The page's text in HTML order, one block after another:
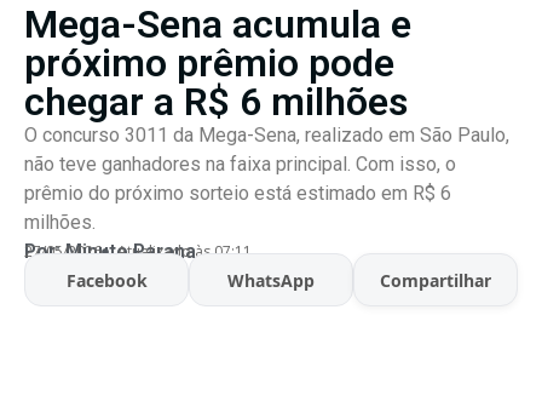
Mega-Sena acumula e
próximo prêmio pode
chegar a R$ 6 milhões
O concurso 3011 da Mega-Sena, realizado em São Paulo,
não teve ganhadores na faixa principal. Com isso, o
prêmio do próximo sorteio está estimado em R$ 6
milhões.
Por:Minuto Parana
27/05/2026 Atualizado às 07:11
Facebook WhatsApp Compartilhar